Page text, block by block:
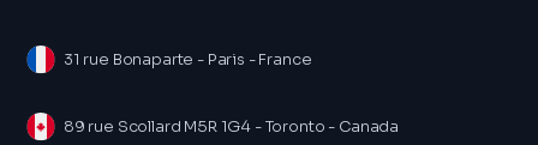
31 rue Bonaparte - Paris - France
89 rue Scollard M5R 1G4 - Toronto - Canada